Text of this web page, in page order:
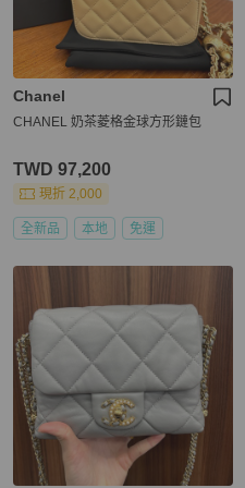
Chanel
CHANEL 奶茶菱格金球方形鏈包
TWD 97,200
現折 2,000
全新品 本地 免運